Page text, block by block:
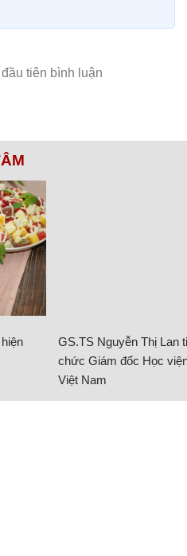
GS.TS Nguyễn Thị Lan
chức Giám đốc Học
Việt Nam